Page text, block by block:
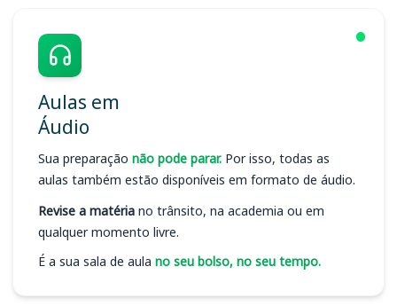
Aulas em
Áudio
Sua preparação não pode parar. Por isso, todas as
aulas também estão disponíveis em formato de áudio.
Revise a matéria no trânsito, na academia ou em
qualquer momento livre.
É a sua sala de aula no seu bolso, no seu tempo.